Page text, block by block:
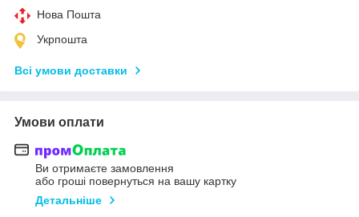
Нова Пошта
Укрпошта
Всі умови доставки
Умови оплати
Ви отримаєте замовлення
або гроші повернуться на вашу картку
Детальніше